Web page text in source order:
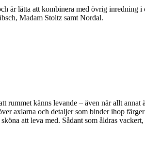
är lätta att kombinera med övrig inredning
Madam Stoltz samt Nordal.
känns levande – även när allt
axlarna och detaljer som binder ihop
att leva med. Sådant som åldras